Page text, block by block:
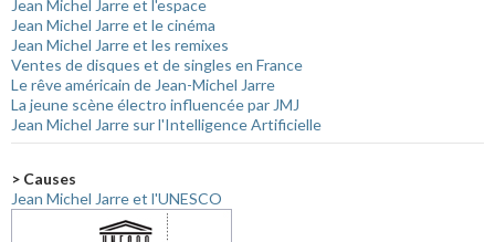
Jean Michel Jarre et l'espace
Jean Michel Jarre et le cinéma
Jean Michel Jarre et les remixes
Ventes de disques et de singles en France
Le rêve américain de Jean-Michel Jarre
La jeune scène électro influencée par JMJ
Jean Michel Jarre sur l'Intelligence Artificielle
> Causes
Jean Michel Jarre et l'UNESCO